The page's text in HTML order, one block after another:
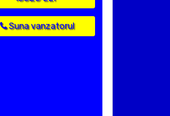
Suna vanzatorul